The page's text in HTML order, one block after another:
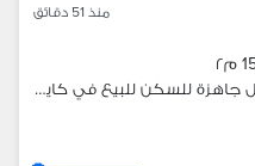
منذ 51 دقائق
م٢
بموقع خيالي شقة متشطبة بالكامل جاهزة للسكن للبيع في كايرو فيستفال سيتي التحمع - القاهرة الجديدة